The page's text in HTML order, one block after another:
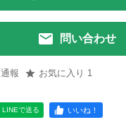
問い合わせ
通報 お気に入り 1
LINEで送る いいね！